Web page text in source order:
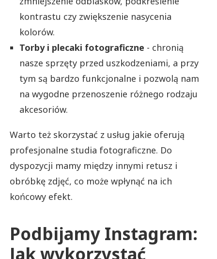
kontrastu czy zwiększenie nasycenia
kolorów.
Torby i plecaki fotograficzne - chronią
nasze sprzęty przed uszkodzeniami, a przy
tym są bardzo funkcjonalne i pozwolą nam
na wygodne przenoszenie różnego rodzaju
akcesoriów.
Warto też skorzystać z usług jakie oferują
profesjonalne studia fotograficzne. Do
dyspozycji mamy między innymi retusz i
obróbkę zdjęć, co może wpłynąć na ich
końcowy efekt.
Podbijamy Instagram:
Jak wykorzystać